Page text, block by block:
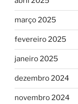
março 2025
fevereiro 2025
janeiro 2025
dezembro 2024
novembro 2024